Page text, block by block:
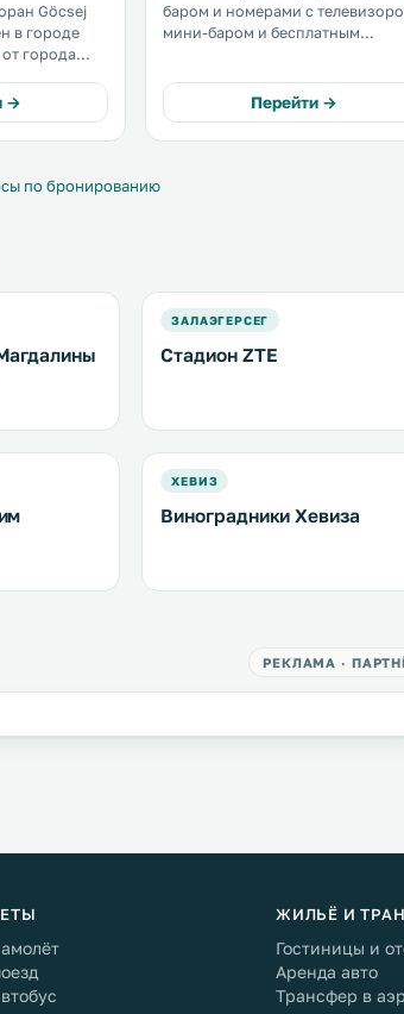
Göcsej
в городе
города
.
→
баром и номерами с
мини-баром и бесплатным
Залаэгерсег. В отеле к вашим
услугам помещения для
совещаний и встреч. .
Перейти →
по бронированию
ЗАЛАЭГЕРСЕГ
Стадион ZTE
ХЕВИЗ
Виноградники Хевиза
РЕКЛАМА ·
ЖИЛЬЁ И
Гостиницы и
Аренда авто
Трансфер в